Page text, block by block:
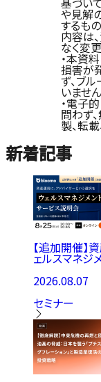
や見解
するも
内容は
なく変
・本資
損害が
ず、ブ
いません
・電子
問わず
製、転
新着記事
【追加開催】
ェルスマネジ
2026.08.07
セミナー